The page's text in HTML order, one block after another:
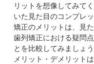
リットを想像してみて
いた見た目のコンプレ
矯正のメリットは、見
歯列矯正における疑問
とを比較してみましょ
メリット・デメリット